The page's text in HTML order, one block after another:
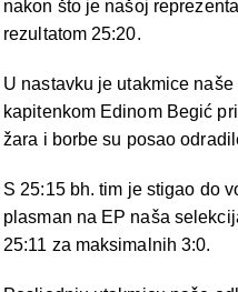
nakon što je našoj
rezultatom 25:20.
U nastavku je utakmice
kapitenkom Edinom Begić
žara i borbe su posao
S 25:15 bh. tim je stigao do
plasman na EP naša
25:11 za maksimalnih 3:0.